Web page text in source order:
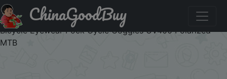
Купити по знижці J14X1GFH6IJ3 SCVCN Photochromic
Sunglasses for Men Cycling Glasses Mountain Bike Road
Bicycle Eyewear Pock Cycle Goggles UV400 Polarized
MTB
ChinaGoodBuy